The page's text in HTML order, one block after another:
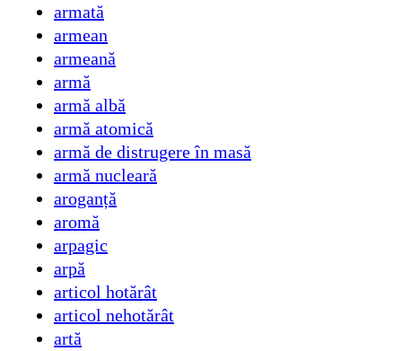
armată
armean
armeană
armă
armă albă
armă atomică
armă de distrugere în masă
armă nucleară
aroganță
aromă
arpagic
arpă
articol hotărât
articol nehotărât
artă